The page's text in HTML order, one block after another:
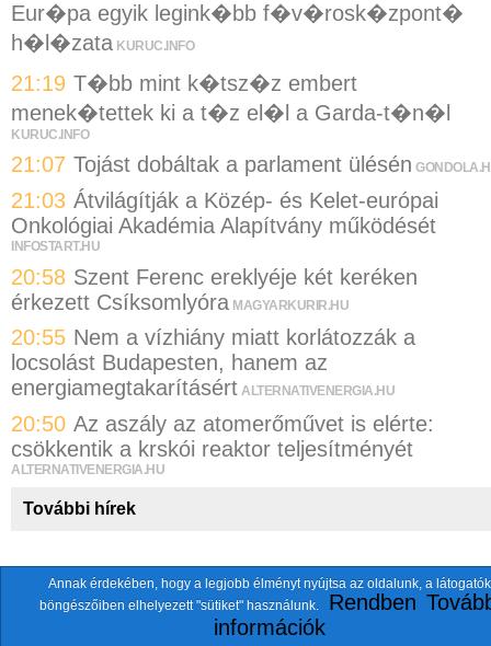
Eur�pa egyik legink�bb f�v�rosk�zpont�
h�l�zata KURUC.INFO
21:19 T�bb mint k�tsz�z embert
menek�tettek ki a t�z el�l a Garda-t�n�l
KURUC.INFO
21:07 Tojást dobáltak a parlament ülésén
21:03 Átvilágítják a Közép- és Kelet-európai
Onkológiai Akadémia Alapítvány működését
INFOSTART.HU
20:58 Szent Ferenc ereklyéje két keréken
érkezett Csíksomlyóra MAGYARKURIR.HU
20:55 Nem a vízhiány miatt korlátozzák a
locsolást Budapesten, hanem az
energiamegtakarításért ALTERNATIVENERGIA.HU
20:50 Az aszály az atomerőművet is elérte:
csökkentik a krskói reaktor teljesítményét
ALTERNATIVENERGIA.HU
További hírek
A fentiekkel együtt összesen118 oldaltszemlézünk.
© 2026 Nemzeti.net - E-mail:ten.itezmen@itezmen
Annak érdekében, hogy a legjobb élményt nyújtsa az oldalunk, a látogatók
böngészőiben elhelyezett "sütiket" használunk.
Rendben
információk